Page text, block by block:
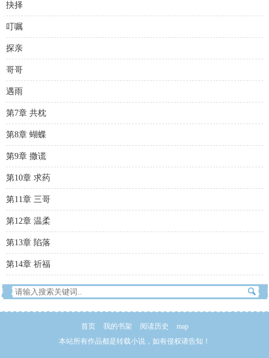
抉择
叮嘱
探亲
哥哥
遇雨
第7章 共枕
第8章 蝴蝶
第9章 撒谎
第10章 求药
第11章 三哥
第12章 温柔
第13章 陷落
第14章 祈福
首页 我的书架 阅读历史
map
本站所有作品都是转载小说，如有侵权请告知！